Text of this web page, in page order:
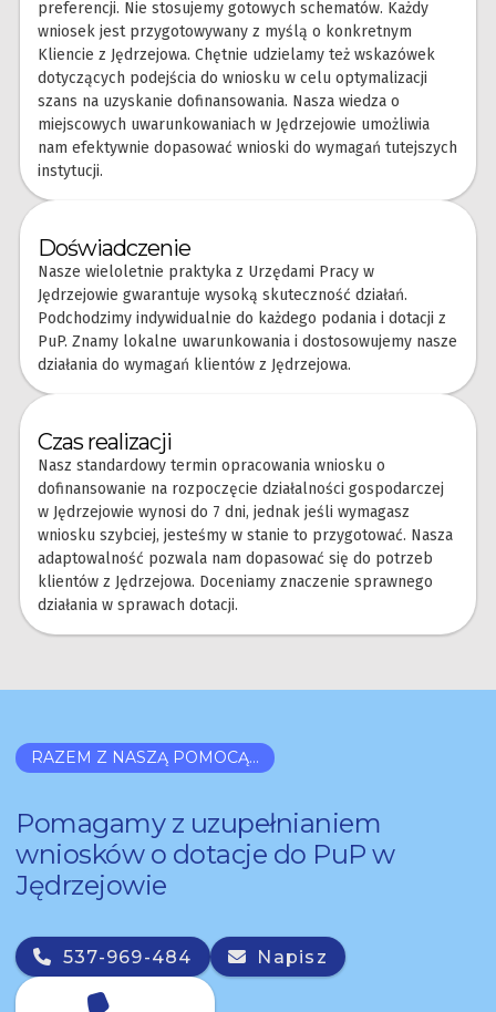
preferencji. Nie stosujemy gotowych schematów. Każdy
wniosek jest przygotowywany z myślą o konkretnym
Kliencie z Jędrzejowa. Chętnie udzielamy też wskazówek
dotyczących podejścia do wniosku w celu optymalizacji
szans na uzyskanie dofinansowania. Nasza wiedza o
miejscowych uwarunkowaniach w Jędrzejowie umożliwia
nam efektywnie dopasować wnioski do wymagań tutejszych
instytucji.
Doświadczenie
Nasze wieloletnie praktyka z Urzędami Pracy w
Jędrzejowie gwarantuje wysoką skuteczność działań.
Podchodzimy indywidualnie do każdego podania i dotacji z
PuP. Znamy lokalne uwarunkowania i dostosowujemy nasze
działania do wymagań klientów z Jędrzejowa.
Czas realizacji
Nasz standardowy termin opracowania wniosku o
dofinansowanie na rozpoczęcie działalności gospodarczej
w Jędrzejowie wynosi do 7 dni, jednak jeśli wymagasz
wniosku szybciej, jesteśmy w stanie to przygotować. Nasza
adaptowalność pozwala nam dopasować się do potrzeb
klientów z Jędrzejowa. Doceniamy znaczenie sprawnego
działania w sprawach dotacji.
RAZEM Z NASZĄ POMOCĄ...
Pomagamy z uzupełnianiem
wniosków o dotacje do PuP w
Jędrzejowie
537-969-484 Napisz